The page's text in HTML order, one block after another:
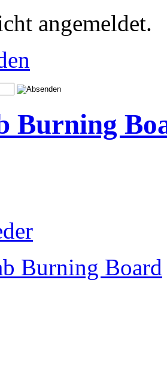
angemeldet.
Burning
Burning Board